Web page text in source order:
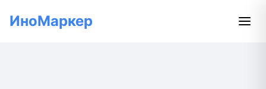
ИноМаркер